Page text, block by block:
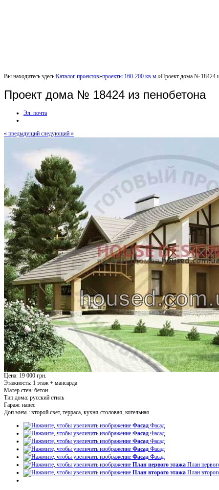
Вы находитесь здесь:Каталог проектов»проекты 160-200 кв.м. »Проект дома № 18424
Проект дома № 18424 из пенобетона
Эл. почта
« предыдущий следующий »
Цена: 19 000 грн.
Этажность: 1 этаж + мансарда
Матер.стен: бетон
Тип дома: русский стиль
Гараж: навес
Доп.элем.: второй свет, терраса, кухня-столовая, котельная
Фасад Фасад
Фасад Фасад
Фасад Фасад
Фасад Фасад
Фасад Фасад
План первого этажа План
План второго этажа План